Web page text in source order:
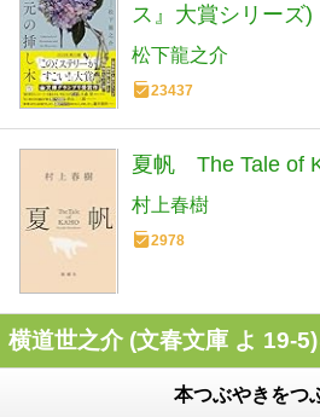
ス』大賞シリーズ)
松下龍之介
23437
夏帆 The Tale of
村上春樹
2978
横道世之介 (文春文庫 よ 19-
本つぶやきをつ